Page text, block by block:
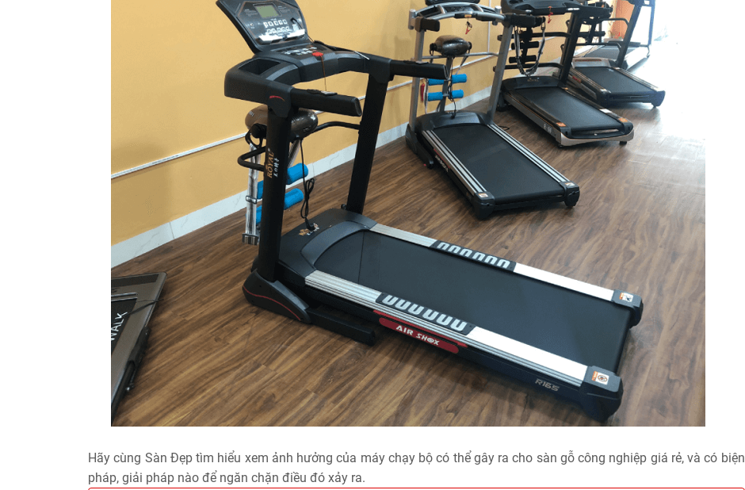
Hãy cùng Sàn Đẹp tìm hiểu xem ảnh hưởng của máy chạy bộ có thể gây ra cho sàn gỗ công nghiệp giá rẻ, và có biện
pháp, giải pháp nào để ngăn chặn điều đó xảy ra.